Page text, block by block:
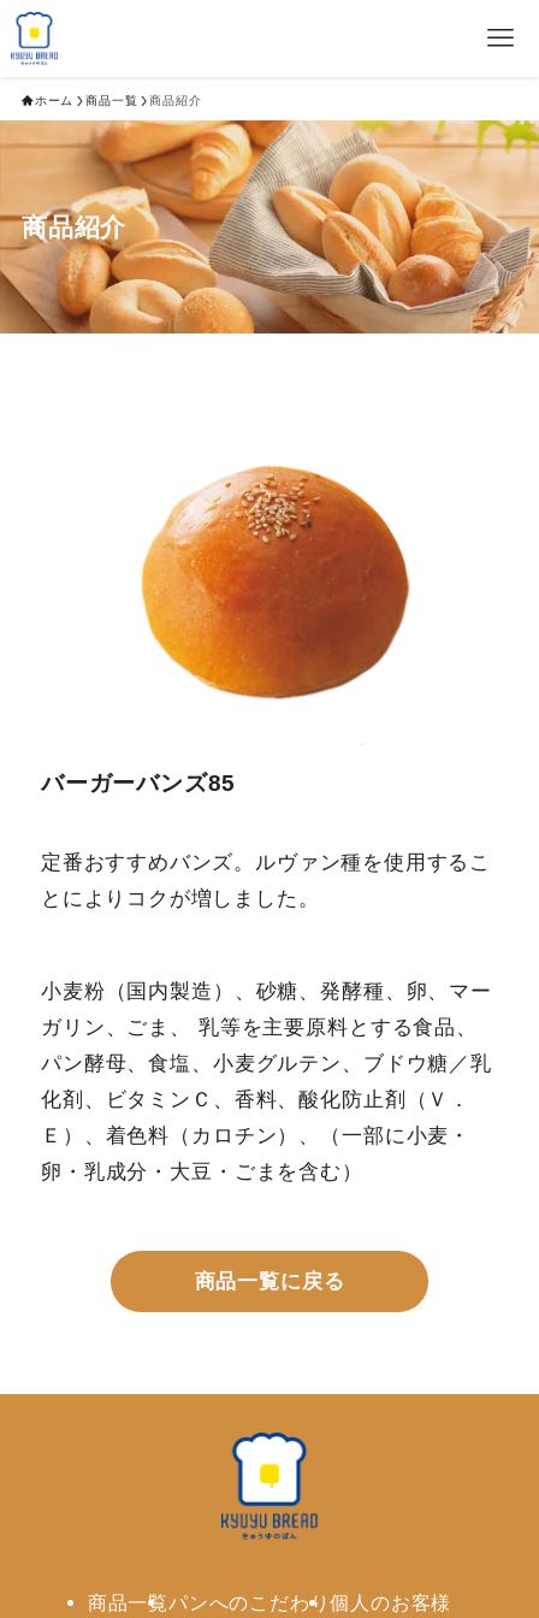
ホーム 商品一覧 商品紹介
商品紹介
バーガーバンズ85
定番おすすめバンズ。ルヴァン種を使用するこ
とによりコクが増しました。
小麦粉（国内製造）、砂糖、発酵種、卵、マー
ガリン、ごま、 乳等を主要原料とする食品、
パン酵母、食塩、小麦グルテン、ブドウ糖／乳
化剤、ビタミンＣ、香料、酸化防止剤（Ｖ．
Ｅ）、着色料（カロチン）、（一部に小麦・
卵・乳成分・大豆・ごまを含む）
商品一覧に戻る
商品一覧パンへのこだわり個人のお客様